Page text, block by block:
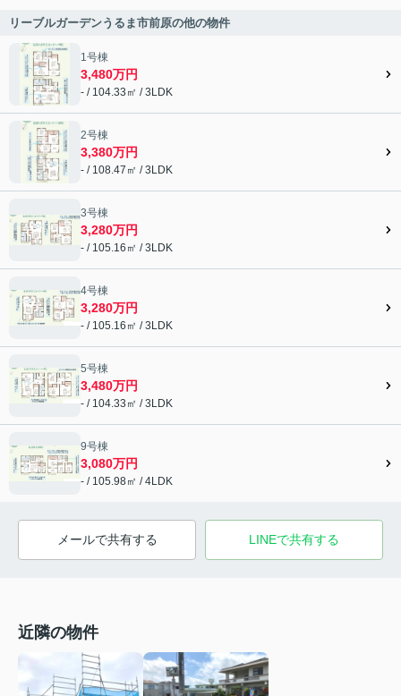
リーブルガーデンうるま市前原の他の物件
1号棟
3,480万円
- / 104.33㎡ / 3LDK
2号棟
3,380万円
- / 108.47㎡ / 3LDK
3号棟
3,280万円
- / 105.16㎡ / 3LDK
4号棟
3,280万円
- / 105.16㎡ / 3LDK
5号棟
3,480万円
- / 104.33㎡ / 3LDK
9号棟
3,080万円
- / 105.98㎡ / 4LDK
メールで共有する LINEで共有する
近隣の物件